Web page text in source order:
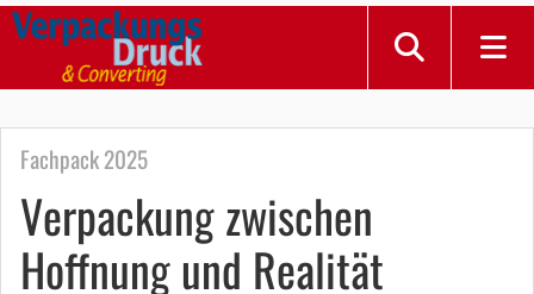
Fachpack 2025
Verpackung zwischen
Hoffnung und Realität